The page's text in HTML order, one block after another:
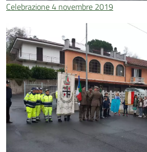
Celebrazione 4 novembre 2019